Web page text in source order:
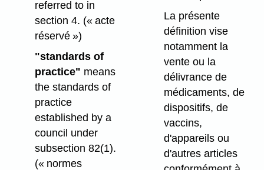
referred to in
section 4. (« acte
réservé »)
"standards of
practice" means
the standards of
practice
established by a
council under
subsection 82(1).
(« normes
La présente
définition vise
notamment la
vente ou la
délivrance de
médicaments, de
dispositifs, de
vaccins,
d'appareils ou
d'autres articles